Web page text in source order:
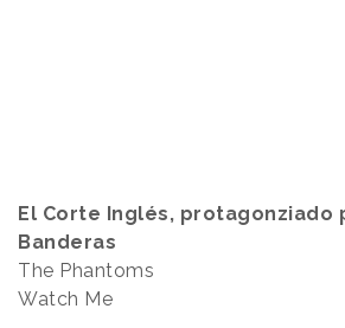
El Corte Inglés, protagonziado
Banderas
The Phantoms
Watch Me